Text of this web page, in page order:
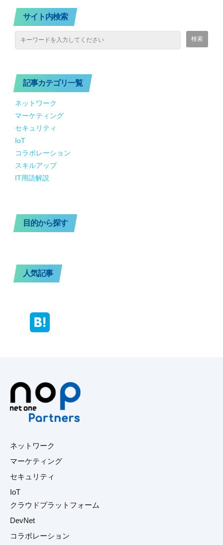
サイト内検索
記事カテゴリ一覧
ネットワーク
マーケティング
セキュリティ
IoT
コラボレーション
スキルアップ
IT用語解説
目的から探す
人気記事
ネットワーク
マーケティング
セキュリティ
IoT
クラウドプラットフォーム
DevNet
コラボレーション